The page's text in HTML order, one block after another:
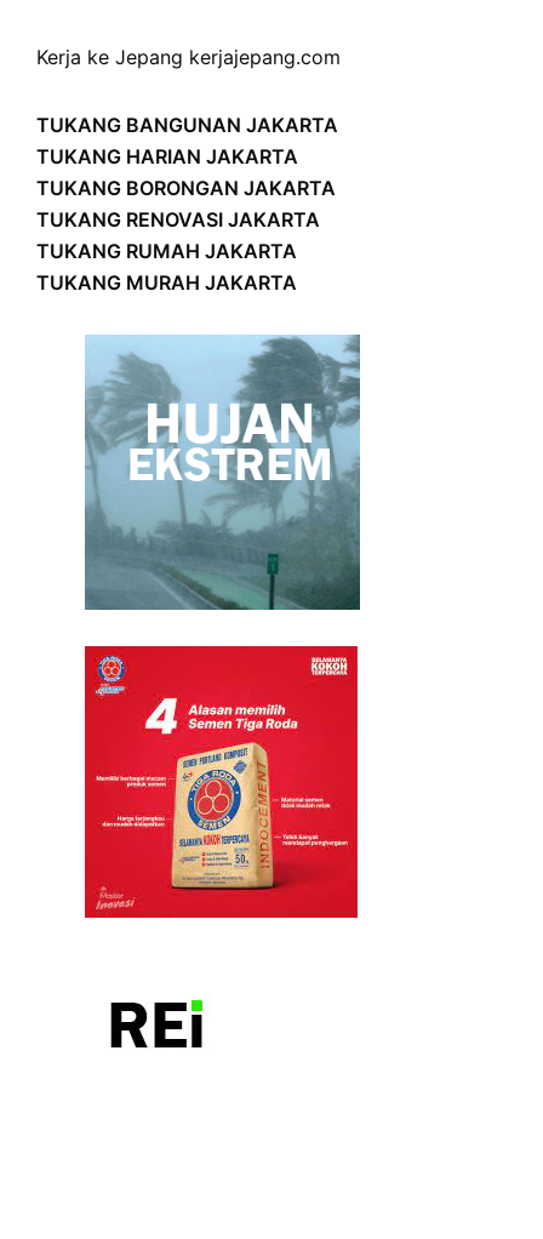
Kerja ke Jepang kerjajepang.com
TUKANG BANGUNAN JAKARTA
TUKANG HARIAN JAKARTA
TUKANG BORONGAN JAKARTA
TUKANG RENOVASI JAKARTA
TUKANG RUMAH JAKARTA
TUKANG MURAH JAKARTA